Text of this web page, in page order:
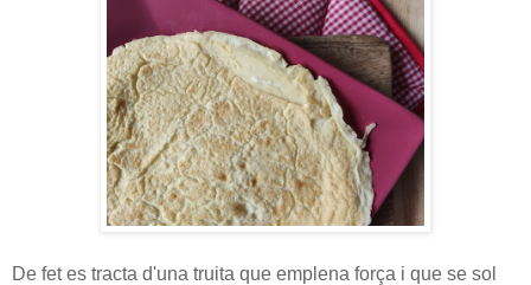
De fet es tracta d'una truita que emplena força i que se sol